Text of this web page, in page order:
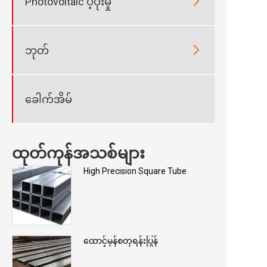
ဘုတ် 
ခေါက်အိမ်
ထုတ်ကုန်အသစ်များ
High Precision Square Tube
ထောင့်မှန်စတုရန်းပြွန်